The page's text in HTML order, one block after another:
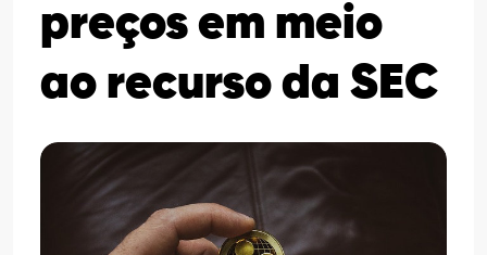
preços em meio
ao recurso da SEC